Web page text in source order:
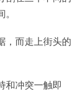
，而走上街头的
和冲突一触即